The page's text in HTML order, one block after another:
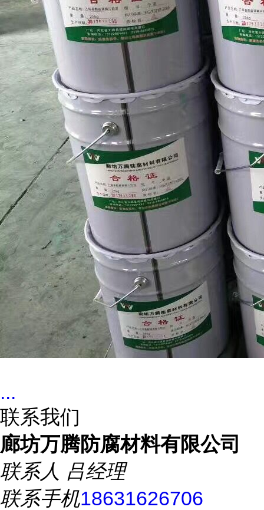
...
联系我们
廊坊万腾防腐材料有限公司
联系人 吕经理
联系手机18631626706